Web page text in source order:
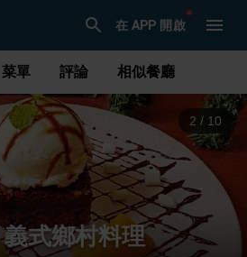
在 APP 開啟
菜單 評論 相似餐廳
3 / 10
式鄉村料理